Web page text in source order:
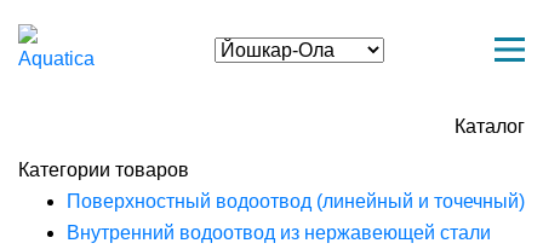
Каталог
Категории товаров
Поверхностный водоотвод (линейный и точечный)
Внутренний водоотвод из нержавеющей стали